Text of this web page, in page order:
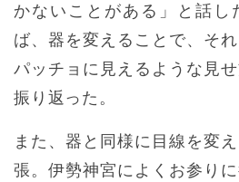
かないことがある」と話し
ば、器を変えることで、そ
パッチョに見えるような見
振り返った。
また、器と同様に目線を変
張。伊勢神宮によくお参り